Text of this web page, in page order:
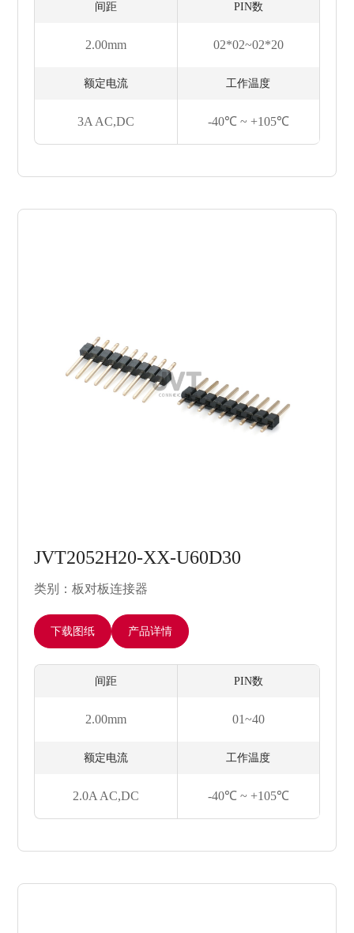
间距
2.00mm
PIN数
02*02~02*20
额定电流
3A AC,DC
工作温度
-40℃ ~ +105℃
JVT2052H20-XX-U60D30
类别：板对板连接器
下载图纸 产品详情
间距
2.00mm
PIN数
01~40
额定电流
2.0A AC,DC
工作温度
-40℃ ~ +105℃